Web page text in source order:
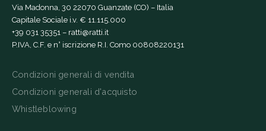
Via Madonna, 30 22070 Guanzate (CO) – Italia
Capitale Sociale i.v. € 11.115.000
+39 031 35351 – ratti@ratti.it
P.IVA, C.F. e n° iscrizione R.I. Como 00808220131
Condizioni generali di vendita
Condizioni generali d'acquisto
Whistleblowing